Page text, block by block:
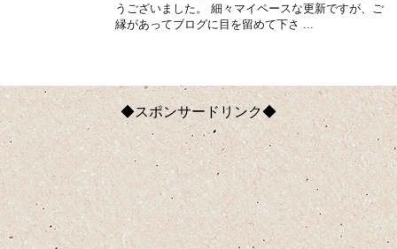
うございました。 細々マイペースな更新ですが、ご
縁があってブログに目を留めて下さ ...
◆スポンサードリンク◆